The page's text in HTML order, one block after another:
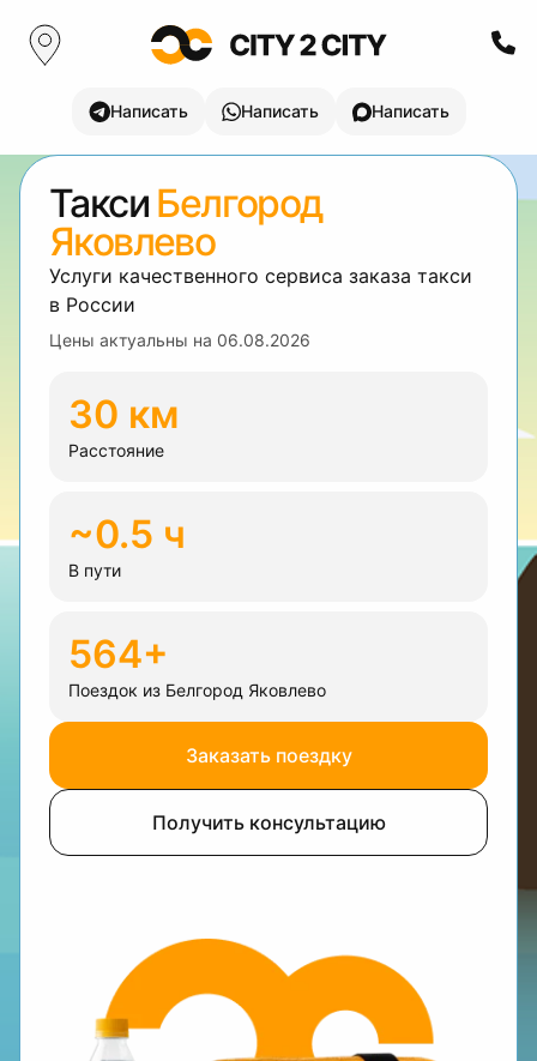
Написать Написать Написать
Такси Белгород
Яковлево
Услуги качественного сервиса заказа такси
в России
Цены актуальны на 06.08.2026
30 км
Расстояние
~0.5 ч
В пути
564+
Поездок из Белгород Яковлево
Заказать поездку
Получить консультацию